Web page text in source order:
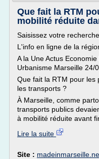
Que fait la RTM
mobilité réduite
Saisissez votre
L'info en ligne de la
A la Une Actus
Urbanisme Marseille 24/
Que fait la RTM pour les
les transports ?
À Marseille, comme
transports publics
à mobilité réduite avant
Lire la suite
Site :